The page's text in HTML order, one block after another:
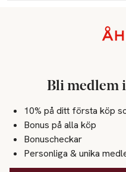
Bli medlem
10% på ditt första köp
Bonus på alla köp
Bonuscheckar
Personliga & unika